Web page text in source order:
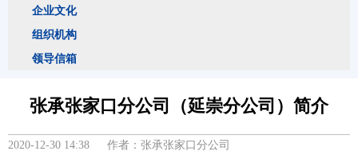
企业文化
组织机构
领导信箱
张承张家口分公司（延崇分公司）简介
2020-12-30 14:38 作者：张承张家口分公司